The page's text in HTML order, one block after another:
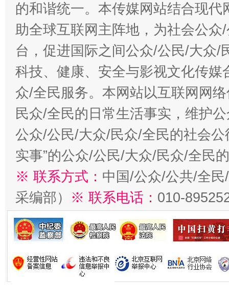
的和谐统一。本传媒网站结合现
助全球互联网主阵地，为社会公
台，促进国际之间公众/公民/大众/
科技、健康、安全与影视文化传
众/全民服务。本网站以互联网网
民众/全民的日常生活事实，维护
公众/公民/大众/民众/全民的社会公
实事”的公众/公民/大众/民众/全民
※ 联系方式： 中国/公众/公共/全
采编部） ※ 联系电话： 010-